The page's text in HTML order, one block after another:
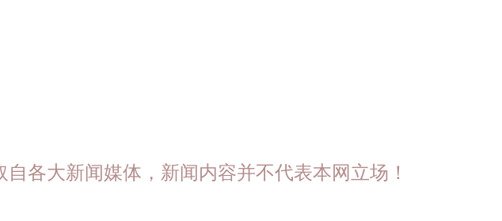
大新闻媒体，新闻内容并不代表本网立场！